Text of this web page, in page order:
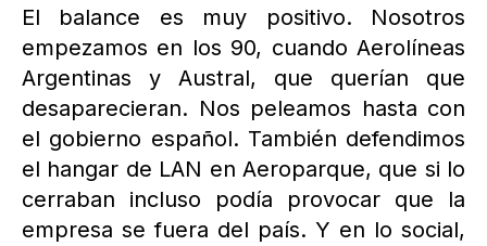
El balance es muy positivo. Nosotros
empezamos en los 90, cuando Aerolíneas
Argentinas y Austral, que querían que
desaparecieran. Nos peleamos hasta con
el gobierno español. También defendimos
el hangar de LAN en Aeroparque, que si lo
cerraban incluso podía provocar que la
empresa se fuera del país. Y en lo social,